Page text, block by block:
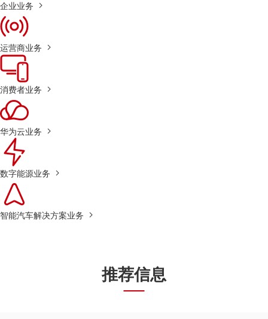
企业业务
运营商业务
消费者业务
华为云业务
数字能源业务
智能汽车解决方案业务
推荐信息